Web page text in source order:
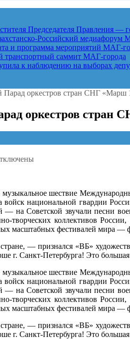
Председателя Правления —
Российский медиафорум
и программа мероприятий МАГ-
саммит МАГ-города
к наблюдению на выборах
Парад оркестров стран СНГ «Марш
оркестров стран
шествие
национальной гвардии
— на Советской звучали песни
творческих коллективов
масштабных фестивалей мира —
— признался «ВБ»
г. Санкт-Петербурга! Это
шествие
национальной гвардии
— на Советской звучали песни
творческих коллективов
масштабных фестивалей мира —
— признался «ВБ»
г. Санкт-Петербурга! Это